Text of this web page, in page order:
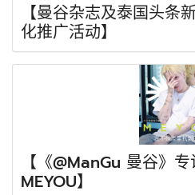
【曼谷杂志及泰国头条
化推广活动】
【《@ManGu 曼谷》
MEYOU】